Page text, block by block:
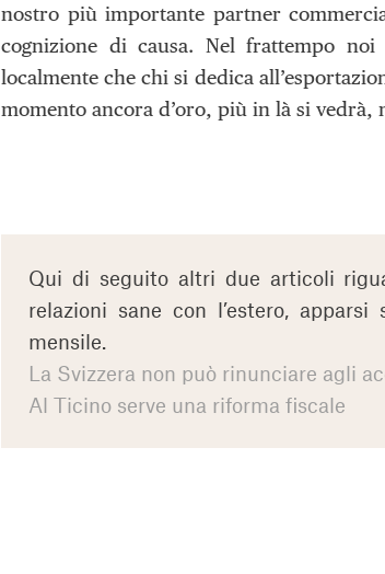
nostro più importante partner
cognizione di causa. Nel frattempo
localmente che chi si dedica
momento ancora d’oro, più in là si vedrà,
Qui di seguito altri due articoli
relazioni sane con l’estero,
mensile.
La Svizzera non può rinunciare agli
Al Ticino serve una riforma fiscale